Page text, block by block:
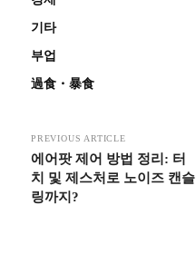
기타
부업
過食・暴食
PREVIOUS ARTICLE
에어팟 제어 방법 정리: 터
치 및 제스처로 노이즈 캔슬
링까지?